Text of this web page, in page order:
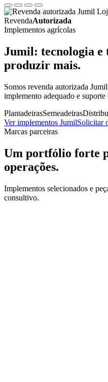
RevendaAutorizada
Implementos agrícolas
Jumil: tecnologia e
produzir mais.
Somos revenda autorizada
implemento adequado e
PlantadeirasSemeadeiras
Ver implementos JumilSolicitar
Marcas parceiras
Um portfólio forte
operações.
Implementos selecionados e
consultivo.